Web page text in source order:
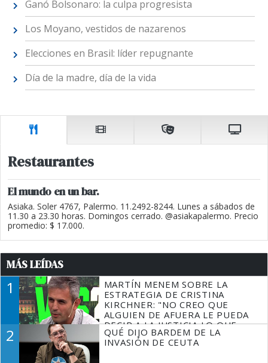
Ganó Bolsonaro: la culpa progresista
Los Moyano, vestidos de nazarenos
Elecciones en Brasil: líder repugnante
Día de la madre, día de la vida
Restaurantes
El mundo en un bar.
Asiaka. Soler 4767, Palermo. 11.2492-8244. Lunes a sábados de
11.30 a 23.30 horas. Domingos cerrado. @asiakapalermo. Precio
promedio: $ 17.000.
MÁS LEÍDAS
1
MARTÍN MENEM SOBRE LA
ESTRATEGIA DE CRISTINA
KIRCHNER: "NO CREO QUE
ALGUIEN DE AFUERA LE PUEDA
DECIR A LA JUSTICIA LO QUE
TIENE QUE HACER"
2
QUÉ DIJO BARDEM DE LA
INVASIÓN DE CEUTA